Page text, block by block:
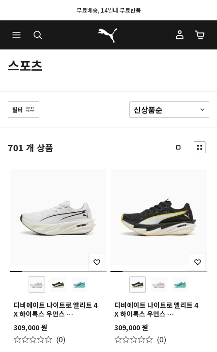
무료배송, 14일내 무료반품
푸마 홈
장바
스포츠
필터
701 개 상품
디비에이트 나이트로 엘리트 4
X 하이록스 우먼스
Deviate NITRO Elite 4 -
PUMA x HYROX Wns
309,000 원
(0)
디비에이트 나이트로 엘리트 4
X 하이록스 우먼스
Deviate NITRO Elite 4 -
PUMA x HYROX Wns
309,000 원
(0)